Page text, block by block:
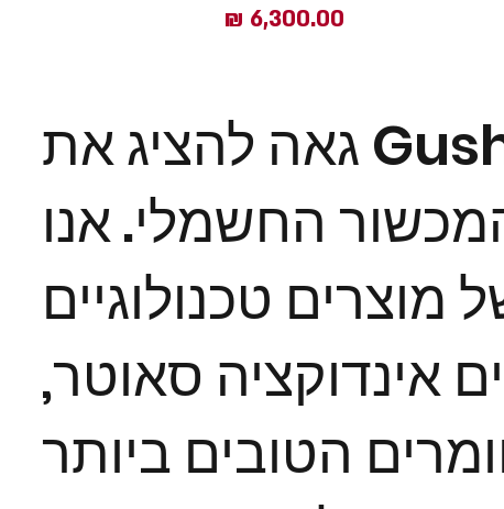
מחיר
גאה להציג את Gush Electric, החנות
החשמלי. אנו
מוצרים טכנולוגיים
אינדוקציה סאוטר,
הטובים ביותר